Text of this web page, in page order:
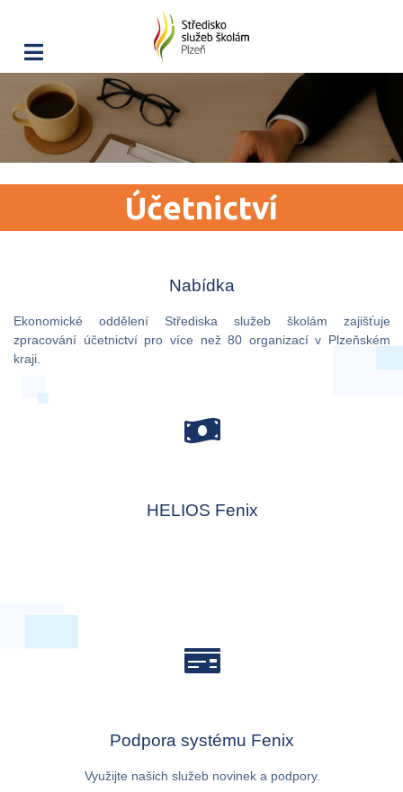
Účetnictví
Nabídka
Ekonomické oddělení Střediska služeb školám zajišťuje
zpracování účetnictví pro více než 80 organizací v Plzeňském
kraji.
HELIOS Fenix
Podpora systému Fenix
Využijte našich služeb novinek a podpory.